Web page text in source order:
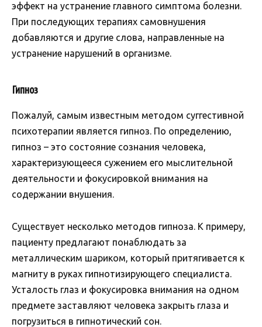
эффект на устранение главного симптома болезни.
При последующих терапиях самовнушения
добавляются и другие слова, направленные на
устранение нарушений в организме.
Гипноз
Пожалуй, самым известным методом суггестивной
психотерапии является гипноз. По определению,
гипноз – это состояние сознания человека,
характеризующееся сужением его мыслительной
деятельности и фокусировкой внимания на
содержании внушения.
Существует несколько методов гипноза. К примеру,
пациенту предлагают понаблюдать за
металлическим шариком, который притягивается к
магниту в руках гипнотизирующего специалиста.
Усталость глаз и фокусировка внимания на одном
предмете заставляют человека закрыть глаза и
погрузиться в гипнотический сон.